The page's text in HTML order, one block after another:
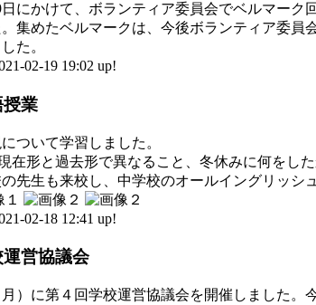
日にかけて、ボランティア委員会でベルマー
集めたベルマークは、今後ボランティア委
た。
02-19 19:02 up!
業
ついて学習しました。
在形と過去形で異なること、冬休みに何をし
先生も来校し、中学校のオールイングリッシ
02-18 12:41 up!
営協議会
）に第４回学校運営協議会を開催しました。